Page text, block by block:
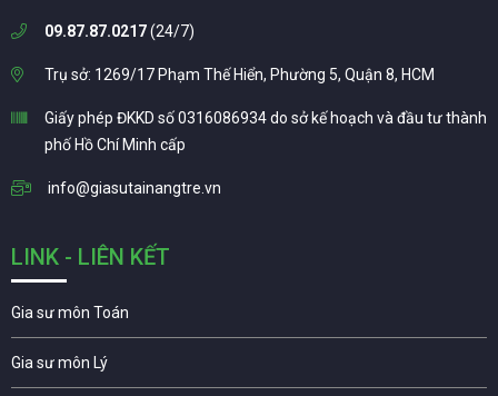
09.87.87.0217(24/7)
Trụ sở: 1269/17 Phạm Thế Hiển, Phường 5, Quận 8, HCM
Giấy phép ĐKKD số 0316086934 do sở kế hoạch và đầu tư thành
phố Hồ Chí Minh cấp
info@giasutainangtre.vn
LINK - LIÊN KẾT
Gia sư môn Toán
Gia sư môn Lý